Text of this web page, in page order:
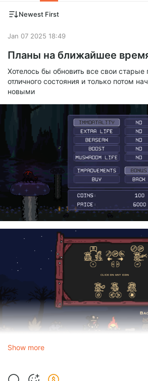
Newest First
Jan 07 2025 18:49
Планы на ближайшее
Хотелось бы обновить все свои старые
отличного состояния и только потом
новыми
Show more